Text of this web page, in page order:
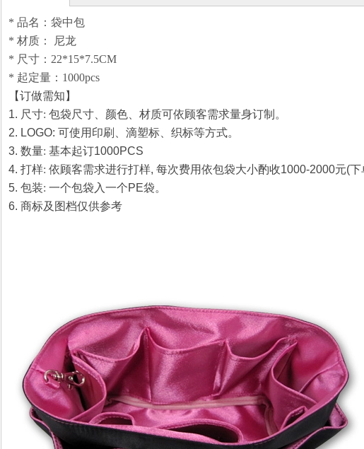
* 品名：袋中包
* 材质： 尼龙
* 尺寸：22*15*7.5CM
* 起定量：1000pcs
【订做需知】
1. 尺寸: 包袋尺寸、颜色、材质可依顾客需求量身订制。
2. LOGO: 可使用印刷、滴塑标、织标等方式。
3. 数量: 基本起订1000PCS
4. 打样: 依顾客需求进行打样, 每次费用依包袋大小酌收1000-2000元(下
5. 包装: 一个包袋入一个PE袋。
6. 商标及图档仅供参考